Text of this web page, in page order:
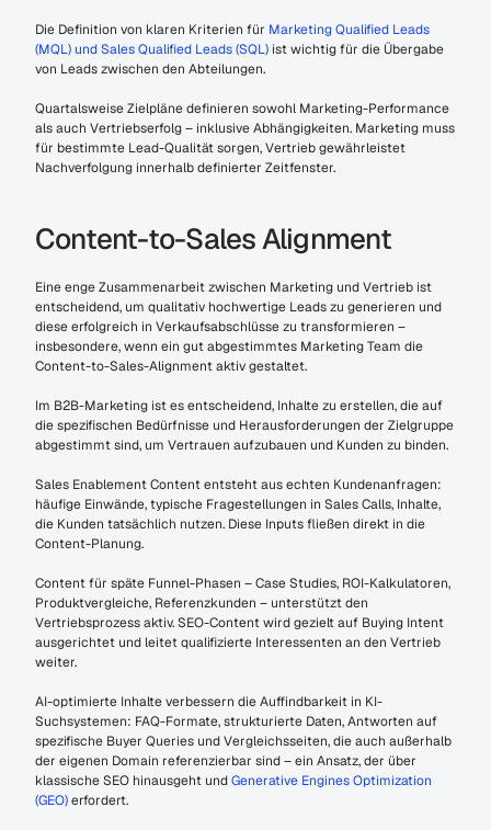
Die Definition von klaren Kriterien für Marketing Qualified Leads
(MQL) und Sales Qualified Leads (SQL) ist wichtig für die Übergabe
von Leads zwischen den Abteilungen.
Quartalsweise Zielpläne definieren sowohl Marketing-Performance
als auch Vertriebserfolg – inklusive Abhängigkeiten. Marketing muss
für bestimmte Lead-Qualität sorgen, Vertrieb gewährleistet
Nachverfolgung innerhalb definierter Zeitfenster.
Content-to-Sales Alignment
Eine enge Zusammenarbeit zwischen Marketing und Vertrieb ist
entscheidend, um qualitativ hochwertige Leads zu generieren und
diese erfolgreich in Verkaufsabschlüsse zu transformieren –
insbesondere, wenn ein gut abgestimmtes Marketing Team die
Content-to-Sales-Alignment aktiv gestaltet.
Im B2B-Marketing ist es entscheidend, Inhalte zu erstellen, die auf
die spezifischen Bedürfnisse und Herausforderungen der Zielgruppe
abgestimmt sind, um Vertrauen aufzubauen und Kunden zu binden.
Sales Enablement Content entsteht aus echten Kundenanfragen:
häufige Einwände, typische Fragestellungen in Sales Calls, Inhalte,
die Kunden tatsächlich nutzen. Diese Inputs fließen direkt in die
Content-Planung.
Content für späte Funnel-Phasen – Case Studies, ROI-Kalkulatoren,
Produktvergleiche, Referenzkunden – unterstützt den
Vertriebsprozess aktiv. SEO-Content wird gezielt auf Buying Intent
ausgerichtet und leitet qualifizierte Interessenten an den Vertrieb
weiter.
AI-optimierte Inhalte verbessern die Auffindbarkeit in KI-
Suchsystemen: FAQ-Formate, strukturierte Daten, Antworten auf
spezifische Buyer Queries und Vergleichsseiten, die auch außerhalb
der eigenen Domain referenzierbar sind – ein Ansatz, der über
klassische SEO hinausgeht und Generative Engines Optimization
(GEO) erfordert.